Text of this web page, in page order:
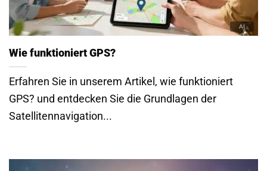
Wie funktioniert GPS?
Erfahren Sie in unserem Artikel, wie funktioniert
GPS? und entdecken Sie die Grundlagen der
Satellitennavigation...